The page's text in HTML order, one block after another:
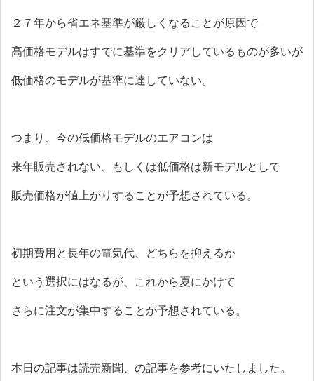
２７年から省エネ基準が厳しくなることが原因で
高価格モデルはすでに基準をクリアしているものが多いが
低価格のモデルが基準に達していない。
つまり、今の低価格モデルのエアコンは
来年販売されない、もしくは低価格は新モデルとして
販売価格が値上がりすることが予想されている。
初期費用と長年の電気代、どちらを抑えるか
という選択にはなるが、これから夏にかけて
さらに注文が集中することが予想されている。
本日の記事は読売新聞、の記事を参考にいたしました。